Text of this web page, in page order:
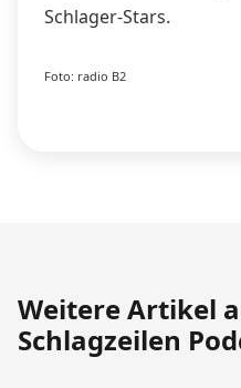
Schlager-Stars.
Foto: radio B2
Weitere Artikel
Schlagzeilen